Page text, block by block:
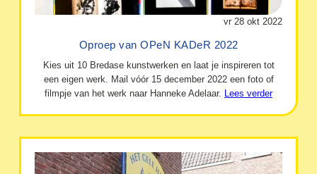
vr 28 okt 2022
Oproep van OPeN KADeR 2022
Kies uit 10 Bredase kunstwerken en laat je inspireren tot
een eigen werk. Mail vóór 15 december 2022 een foto of
filmpje van het werk naar Hanneke Adelaar.
Lees verder